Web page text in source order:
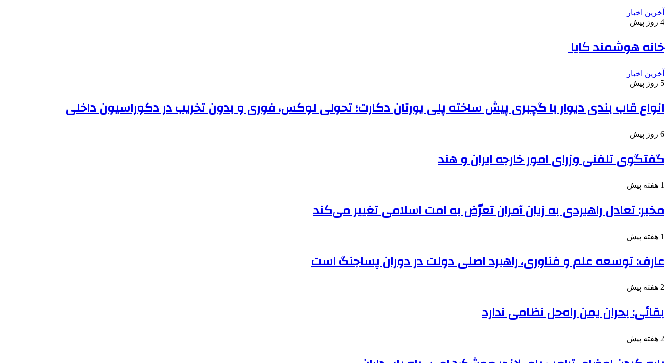
آخرین اخبار
4 روز پیش
خانه هوشمند کایا
آخرین اخبار
5 روز پیش
انواع قاب بندی دیوار با گچبری پیش ساخته پلی یورتان دکارت؛ تحولی لوکس، فوری و بدون تخریب در دکوراسیون داخلی
6 روز پیش
گفتگوی تلفنی وزرای امور خارجه ایران و هند
1 هفته پیش
مخبر: تعادل راهبردی به زیان آمران تعرّض به امت اسلامی تغییر می‌کند
1 هفته پیش
عارف: توسعه علم و فناوری، راهبرد اصلی دولت در دوران پساجنگ است
2 هفته پیش
بقائی: بحران یمن راه‌حل نظامی ندارد
2 هفته پیش